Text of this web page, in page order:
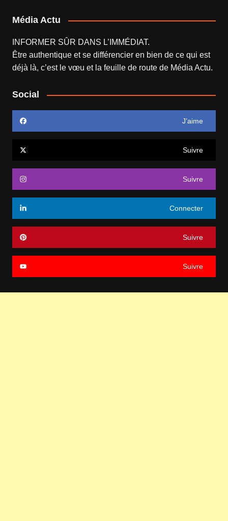
Média Actu
INFORMER SÛR DANS L’IMMÉDIAT.
Être authentique et se différencier en bien de ce qui est
déjà là, c’est le vœu et la feuille de route de Média Actu.
Social
J’aime
Suivre
Suivre
Connecter
Suivre
Suivre